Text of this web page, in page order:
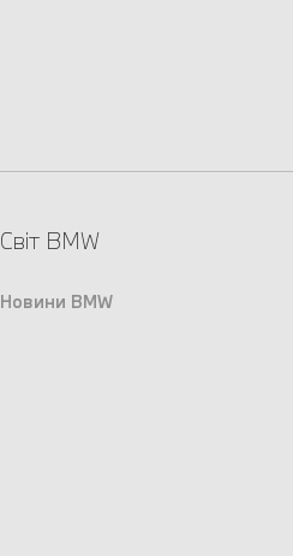
Світ BMW
Новини BMW